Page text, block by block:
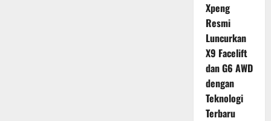
Xpeng
Resmi
Luncurkan
X9 Facelift
dan G6 AWD
dengan
Teknologi
Terbaru